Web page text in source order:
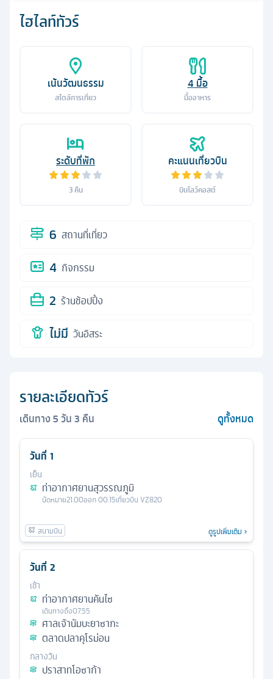
ไฮไลท์ทัวร์
เน้นวัฒนธรรม
สไตล์การเที่ยว
4 มื้อ
มื้ออาหาร
ระดับที่พัก
3คืน
คะแนนเที่ยวบิน
บินโลว์คอสต์
6 สถานที่เที่ยว
4 กิจกรรม
2 ร้านช้อปปิ้ง
ไม่มี วันอิสระ
รายละเอียดทัวร์
เดินทาง5วัน3 คืน ดูทั้งหมด
วันที่ 1
เย็น
ท่าอากาศยานสุวรรณภูมิ
นัดหมาย21.00ออก00.15เที่ยวบิน VZ820
ดูรูปเพิ่มเติม
วันที่ 2
เช้า
ท่าอากาศยานคันไซ
เดินทางถึง07.55
ศาลเจ้านัมบะยาซากะ
ตลาดปลาคุโรม่อน
กลางวัน
ปราสาทโอซาก้า